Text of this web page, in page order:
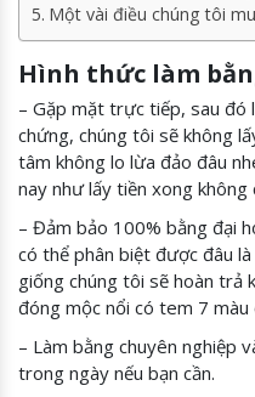
Một vài điều chúng tôi
Hình thức làm
– Gặp mặt trực tiếp, sau
chứng, chúng tôi sẽ không
tâm không lo lừa đảo đâu
nay như lấy tiền xong không
– Đảm bảo 100% bằng đại
có thể phân biệt được đâu
giống chúng tôi sẽ hoàn trả
đóng mộc nổi có tem 7
– Làm bằng chuyên nghiệp
trong ngày nếu bạn cần.